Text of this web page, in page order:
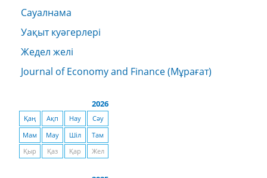
Сауалнама
Уақыт куәгерлері
Жедел желі
Journal of Economy and Finance (Мұрағат)
2026
Қаң Ақп Нау
Сәу
Мам
Мау Шіл
Там
Қыр
Қаз Қар Жел